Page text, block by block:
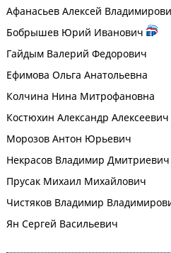
Афанасьев Алексей
Бобрышев Юрий Иванович
Гайдым Валерий Федорович
Ефимова Ольга Анатольевна
Колчина Нина Митрофановна
Костюхин Александр Алексеевич
Морозов Антон Юрьевич
Некрасов Владимир Дмитриевич
Прусак Михаил Михайлович
Чистяков Владимир
Ян Сергей Васильевич